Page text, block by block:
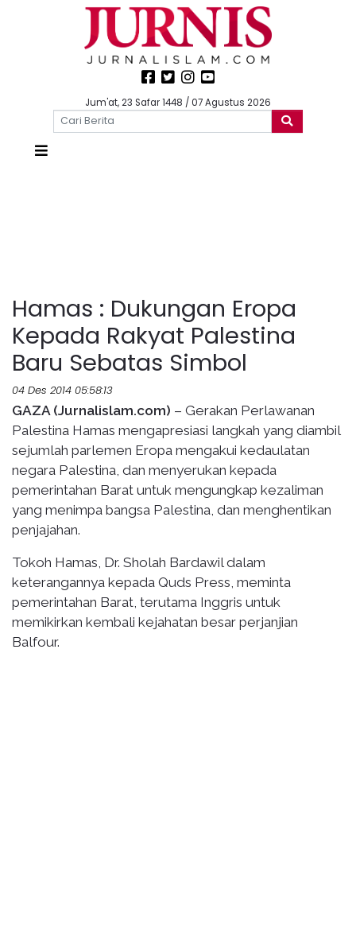
Jum'at, 23 Safar 1448 / 07 Agustus 2026
Hamas : Dukungan Eropa
Kepada Rakyat Palestina
Baru Sebatas Simbol
04 Des 2014 05:58:13
GAZA (Jurnalislam.com) – Gerakan Perlawanan
Palestina Hamas mengapresiasi langkah yang diambil
sejumlah parlemen Eropa mengakui kedaulatan
negara Palestina, dan menyerukan kepada
pemerintahan Barat untuk mengungkap kezaliman
yang menimpa bangsa Palestina, dan menghentikan
penjajahan.
Tokoh Hamas, Dr. Sholah Bardawil dalam
keterangannya kepada Quds Press, meminta
pemerintahan Barat, terutama Inggris untuk
memikirkan kembali kejahatan besar perjanjian
Balfour.